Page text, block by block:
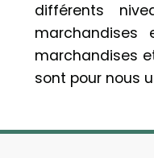
différents
marchandises
marchandises
sont pour nous